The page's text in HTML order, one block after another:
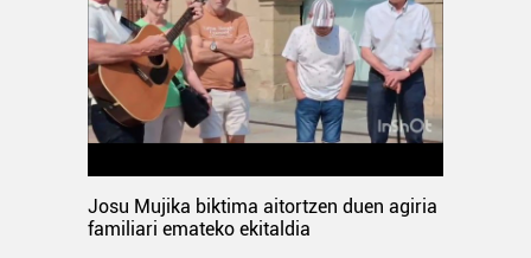
Josu Mujika biktima aitortzen duen agiria
familiari emateko ekitaldia